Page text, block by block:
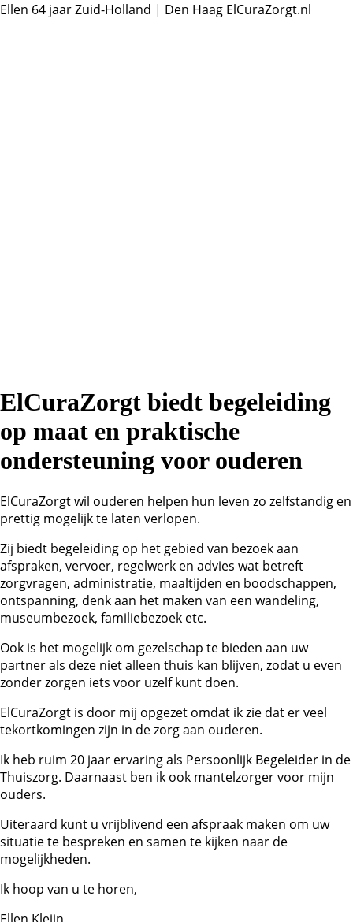
Ellen 64 jaarZuid-Holland | Den Haag ElCuraZorgt.nl
ElCuraZorgt biedt begeleiding
op maat en praktische
ondersteuning voor ouderen
ElCuraZorgt wil ouderen helpen hun leven zo zelfstandig en
prettig mogelijk te laten verlopen.
Zij biedt begeleiding op het gebied van bezoek aan
afspraken, vervoer, regelwerk en advies wat betreft
zorgvragen, administratie, maaltijden en boodschappen,
ontspanning, denk aan het maken van een wandeling,
museumbezoek, familiebezoek etc.
Ook is het mogelijk om gezelschap te bieden aan uw
partner als deze niet alleen thuis kan blijven, zodat u even
zonder zorgen iets voor uzelf kunt doen.
ElCuraZorgt is door mij opgezet omdat ik zie dat er veel
tekortkomingen zijn in de zorg aan ouderen.
Ik heb ruim 20 jaar ervaring als Persoonlijk Begeleider in de
Thuiszorg. Daarnaast ben ik ook mantelzorger voor mijn
ouders.
Uiteraard kunt u vrijblivend een afspraak maken om uw
situatie te bespreken en samen te kijken naar de
mogelijkheden.
Ik hoop van u te horen,